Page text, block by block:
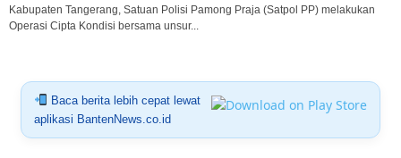
Kabupaten Tangerang, Satuan Polisi Pamong Praja (Satpol PP) melakukan
Operasi Cipta Kondisi bersama unsur...
Baca berita lebih cepat lewat
aplikasi BantenNews.co.id